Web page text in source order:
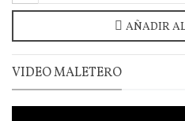
AÑADIR
VIDEO MALETERO